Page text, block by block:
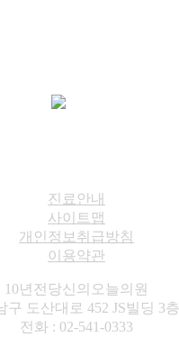
진료안내
사이트맵
개인정보취급방침
이용약관
10년전당신의오늘의원
도산대로 452 JS빌딩 3
전화 : 02-541-0333